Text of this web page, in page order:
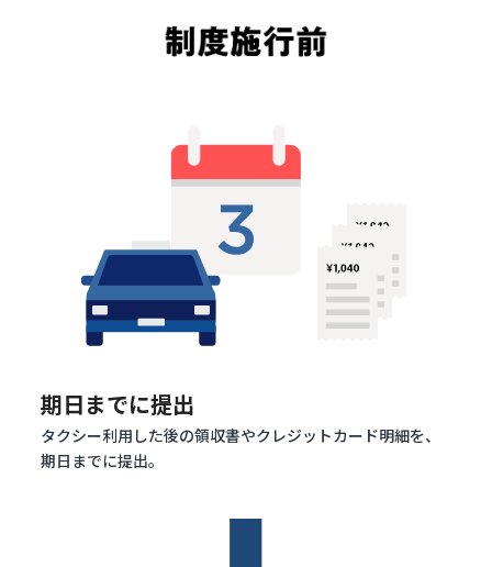
期日までに提出
タクシー利用した後の領収書やクレジットカード明細を、
期日までに提出。